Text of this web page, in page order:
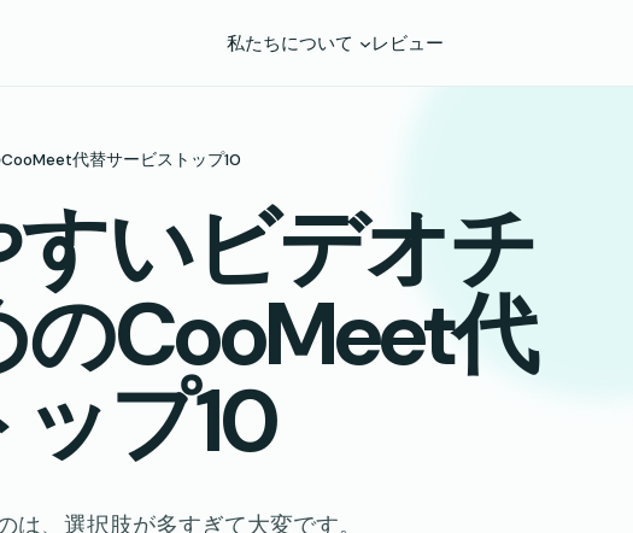
私たちについて レビュー
代替サービストップ10
いビデオチ
CooMeet代
プ10
、選択肢が多すぎて大変です。